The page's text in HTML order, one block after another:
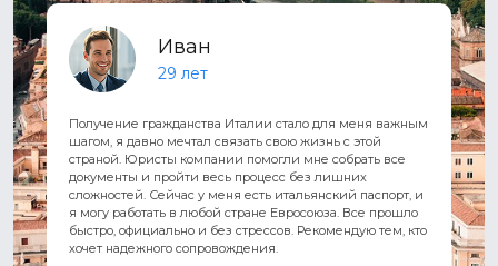
Иван
29 лет
Получение гражданства Италии стало для меня важным
шагом, я давно мечтал связать свою жизнь с этой
страной. Юристы компании помогли мне собрать все
документы и пройти весь процесс без лишних
сложностей. Сейчас у меня есть итальянский паспорт, и
я могу работать в любой стране Евросоюза. Все прошло
быстро, официально и без стрессов. Рекомендую тем, кто
хочет надежного сопровождения.